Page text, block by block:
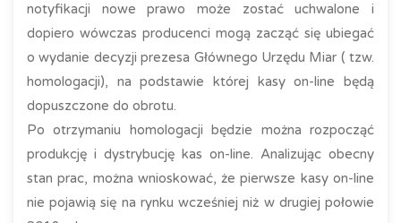
notyfikacji nowe prawo może zostać uchwalone i
dopiero wówczas producenci mogą zacząć się ubiegać
o wydanie decyzji prezesa Głównego Urzędu Miar ( tzw.
homologacji), na podstawie której kasy on-line będą
dopuszczone do obrotu.
Po otrzymaniu homologacji będzie można rozpocząć
produkcję i dystrybucję kas on-line. Analizując obecny
stan prac, można wnioskować, że pierwsze kasy on-line
nie pojawią się na rynku wcześniej niż w drugiej połowie